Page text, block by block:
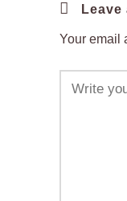
Leave
Your email